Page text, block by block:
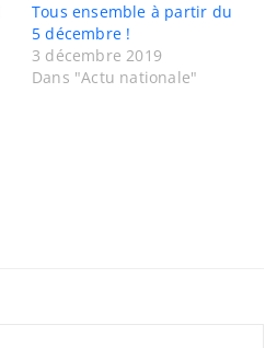
Tous ensemble à partir du
5 décembre !
3 décembre 2019
Dans "Actu nationale"